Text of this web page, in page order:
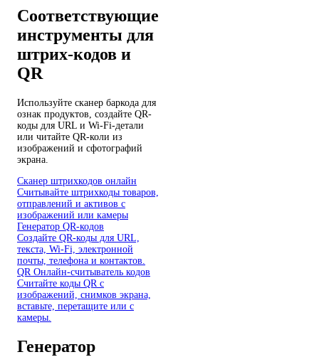
Соответствующие
инструменты для
штрих-кодов и
QR
Используйте сканер баркода для
ознак продуктов, создайте QR-
коды для URL и Wi-Fi-детали
или читайте QR-коли из
изображений и сфотографий
экрана.
Сканер штрихкодов онлайн
Считывайте штрихкоды товаров,
отправлений и активов с
изображений или камеры
Генератор QR-кодов
Создайте QR-коды для URL,
текста, Wi-Fi, электронной
почты, телефона и контактов.
QR Онлайн-считыватель кодов
Считайте коды QR с
изображений, снимков экрана,
вставьте, перетащите или с
камеры.
Генератор